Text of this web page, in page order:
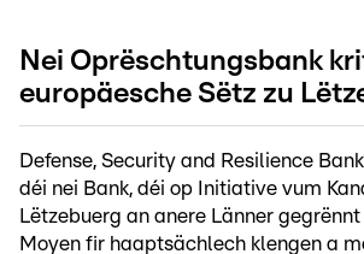
Nei Oprëschtungsbank
europäesche Sëtz zu
Defense, Security and Resilience
déi nei Bank, déi op Initiative vum
Lëtzebuerg an anere Länner
Moyen fir haaptsächlech klengen a